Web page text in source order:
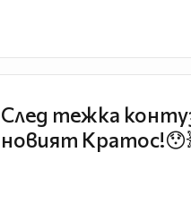
След тежка
новият